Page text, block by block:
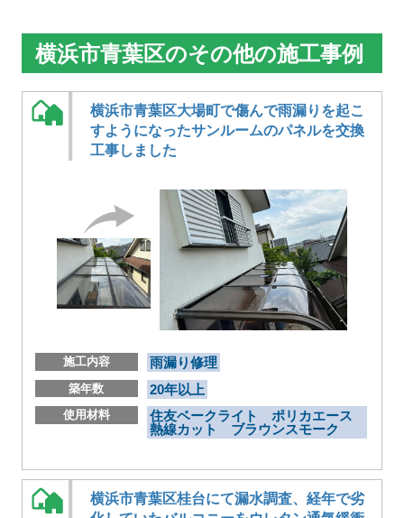
横浜市青葉区のその他の施工事例
横浜市青葉区大場町で傷んで雨漏りを起こ
すようになったサンルームのパネルを交換
工事しました
施工内容 雨漏り修理
築年数 20年以上
使用材料
住友ベークライト ポリカエース
熱線カット ブラウンスモーク
横浜市青葉区桂台にて漏水調査、経年で劣